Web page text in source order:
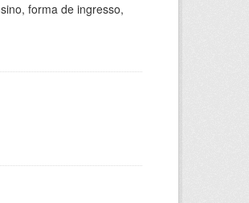
forma de ingresso,